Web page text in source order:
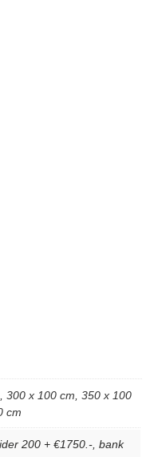
300 x 100 cm 350 x 100
cm
200 + €1750.-, bank